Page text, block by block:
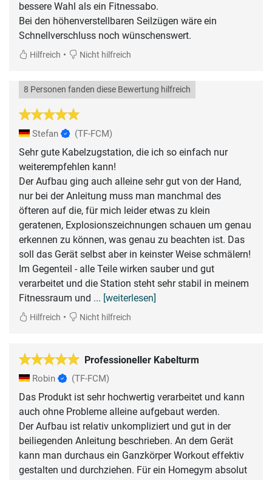
bessere Wahl als ein Fitnessabo.
Bei den höhenverstellbaren Seilzügen wäre ein
Schnellverschluss noch wünschenswert.
Hilfreich • Nicht hilfreich
8 Personen fanden diese Bewertung hilfreich
Stefan (TF-FCM)
Sehr gute Kabelzugstation, die ich so einfach nur
weiterempfehlen kann!
Der Aufbau ging auch alleine sehr gut von der Hand,
nur bei der Anleitung muss man manchmal des
öfteren auf die, für mich leider etwas zu klein
geratenen, Explosionszeichnungen schauen um genau
erkennen zu können, was genau zu beachten ist. Das
soll das Gerät selbst aber in keinster Weise schmälern!
Im Gegenteil - alle Teile wirken sauber und gut
verarbeitet und die Station steht sehr stabil in meinem
Fitnessraum und ... [weiterlesen]
Hilfreich • Nicht hilfreich
Professioneller Kabelturm
Robin (TF-FCM)
Das Produkt ist sehr hochwertig verarbeitet und kann
auch ohne Probleme alleine aufgebaut werden.
Der Aufbau ist relativ unkompliziert und gut in der
beiliegenden Anleitung beschrieben. An dem Gerät
kann man durchaus ein Ganzkörper Workout effektiv
gestalten und durchziehen. Für ein Homegym absolut